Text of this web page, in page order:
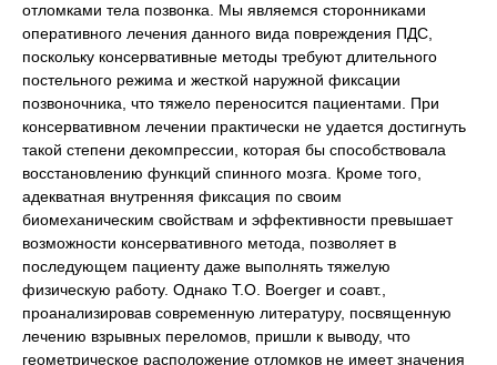
отломками тела позвонка. Мы являемся сторонниками
оперативного лечения данного вида повреждения ПДС,
поскольку консервативные методы требуют длительного
постельного режима и жесткой наружной фиксации
позвоночника, что тяжело переносится пациентами. При
консервативном лечении практически не удается достигнуть
такой степени декомпрессии, которая бы способствовала
восстановлению функций спинного мозга. Кроме того,
адекватная внутренняя фиксация по своим
биомеханическим свойствам и эффективности превышает
возможности консервативного метода, позволяет в
последующем пациенту даже выполнять тяжелую
физическую работу. Однако T.O. Boerger и соавт.,
проанализировав современную литературу, посвященную
лечению взрывных переломов, пришли к выводу, что
геометрическое расположение отломков не имеет значения